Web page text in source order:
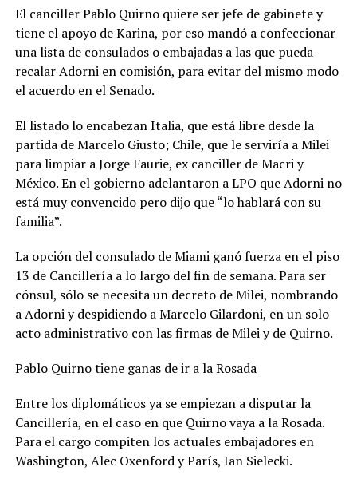
El canciller Pablo Quirno quiere ser jefe de gabinete y
tiene el apoyo de Karina, por eso mandó a confeccionar
una lista de consulados o embajadas a las que pueda
recalar Adorni en comisión, para evitar del mismo modo
el acuerdo en el Senado.
El listado lo encabezan Italia, que está libre desde la
partida de Marcelo Giusto; Chile, que le serviría a Milei
para limpiar a Jorge Faurie, ex canciller de Macri y
México. En el gobierno adelantaron a LPO que Adorni no
está muy convencido pero dijo que “lo hablará con su
familia”.
La opción del consulado de Miami ganó fuerza en el piso
13 de Cancillería a lo largo del fin de semana. Para ser
cónsul, sólo se necesita un decreto de Milei, nombrando
a Adorni y despidiendo a Marcelo Gilardoni, en un solo
acto administrativo con las firmas de Milei y de Quirno.
Pablo Quirno tiene ganas de ir a la Rosada
Entre los diplomáticos ya se empiezan a disputar la
Cancillería, en el caso en que Quirno vaya a la Rosada.
Para el cargo compiten los actuales embajadores en
Washington, Alec Oxenford y París, Ian Sielecki.